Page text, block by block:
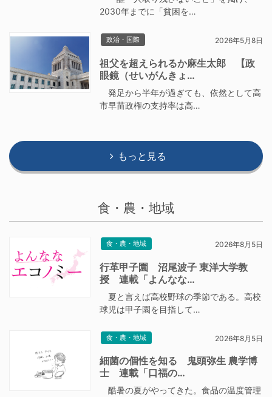
2030年までに「貧困を…
政治・国際 2026年5月8日
祖父を超えられるか麻生太郎 【政
眼鏡（せいがんきょ…
発足から半年が過ぎても、依然として高
市早苗政権の支持率は高…
もっと見る
食・農・地域
食・農・地域 2026年8月5日
行革甲子園 沼尾波子 東洋大学教
授 連載「よんなな…
夏と言えば高校野球の季節である。高校
球児は甲子園を目指して…
食・農・地域 2026年8月5日
細菌の個性を知る 鬼頭弥生 農学博
士 連載「口福の…
酷暑の夏がやってきた。食品の温度管理